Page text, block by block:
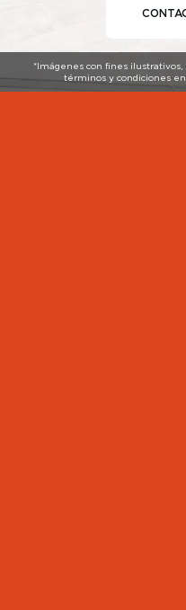
*Imágenes con fines
términos y condiciones en